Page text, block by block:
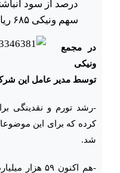
درصد از سود
سهم ونیکی ۶۸۵ ریال تعلق گرفت.
در مجمع
ونیکی
توسط مدیر عامل این
-رشد تورم و نقدینگی
کرده که برای این
شد.
-هم اکنون ۵۹